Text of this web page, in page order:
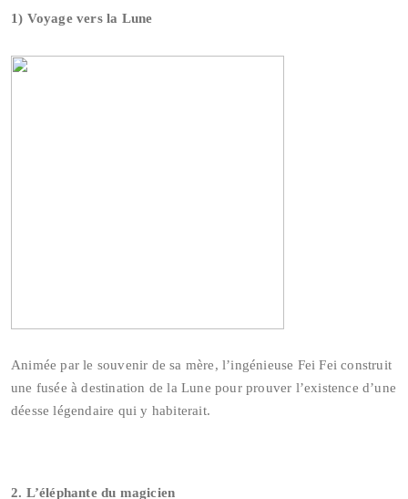
1) Voyage vers la Lune
Animée par le souvenir de sa mère, l’ingénieuse Fei Fei construit
une fusée à destination de la Lune pour prouver l’existence d’une
déesse légendaire qui y habiterait.
2. L’éléphante du magicien